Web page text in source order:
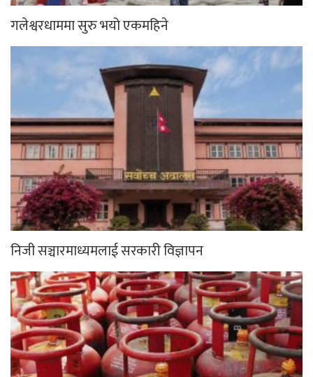
गलेश्वरधाममा सुरु भयो एकमहिने
निजी सञ्चारमाध्यमलाई सरकारी विज्ञापन